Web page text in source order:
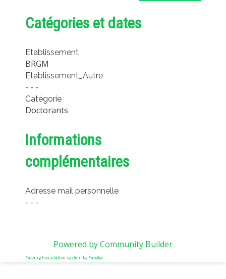
Catégories et dates
Etablissement
BRGM
Etablissement_Autre
- - -
Catégorie
Doctorants
Informations
complémentaires
Adresse mail personnelle
- - -
Powered by Community Builder
FaLang translation system by Faboba